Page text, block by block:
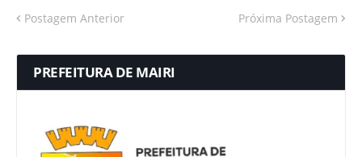
Postagem Anterior Próxima Postagem
PREFEITURA DE MAIRI